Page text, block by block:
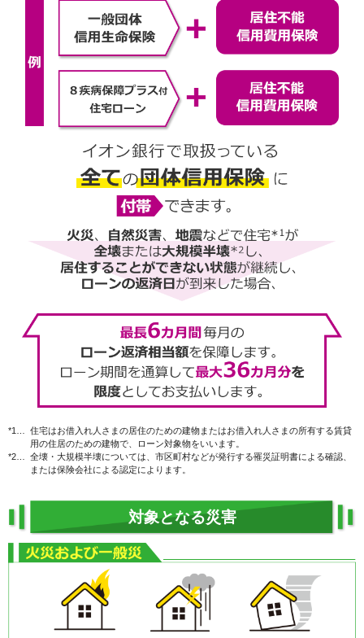
*1…
住宅はお借入れ人さまの居住のための建物またはお借入れ人さまの所有する賃貸
用の住居のための建物で、ローン対象物をいいます。
*2…
全壊・大規模半壊については、市区町村などが発行する罹災証明書による確認、
または保険会社による認定によります。
対象となる災害